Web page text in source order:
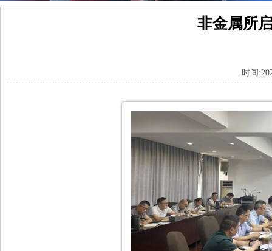
非金属所
时间